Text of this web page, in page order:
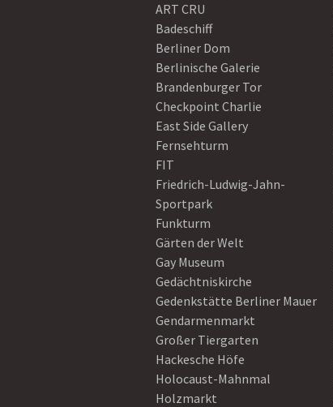
ART CRU
Badeschiff
Berliner Dom
Berlinische Galerie
Brandenburger Tor
Checkpoint Charlie
East Side Gallery
Fernsehturm
FIT
Friedrich-Ludwig-Jahn-
Sportpark
Funkturm
Gärten der Welt
Gay Museum
Gedächtniskirche
Gedenkstätte Berliner Mauer
Gendarmenmarkt
Großer Tiergarten
Hackesche Höfe
Holocaust-Mahnmal
Holzmarkt